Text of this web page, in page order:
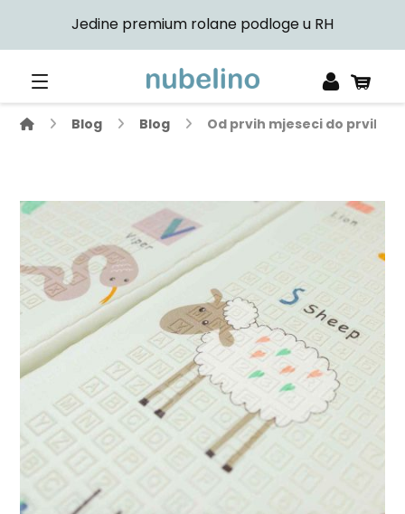
Jedine premium rolane podloge u RH
Blog Blog Od prvih mjeseci do prvih